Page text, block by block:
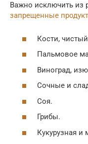
Важно исключить из
запрещенные
Кости,
Пальмовое
Виноград,
Сочные и
Соя.
Грибы.
Кукурузная и